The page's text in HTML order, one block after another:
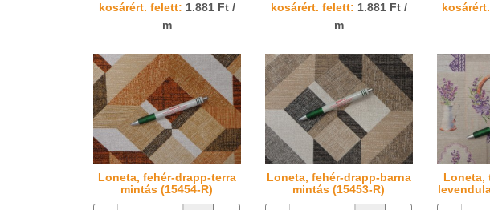
kosárért. felett: 1.881 Ft /
m
kosárért. felett: 1.881 Ft /
m
Loneta, fehér-drapp-terra
mintás (15454-R)
Loneta, fehér-drapp-barna
mintás (15453-R)
Loneta,